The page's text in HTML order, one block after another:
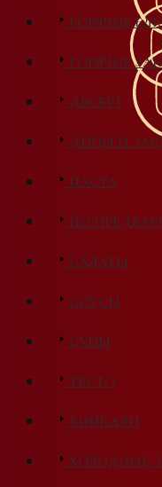
ГОРЯЧИЕ
ГОРЯЧИЕ
ДЕСЕРТ
ДИПЫ И
ПАСТА
ПО
САЛАТЫ
СОУСЫ
СУПЫ
ТЕСТО
ХИНКАЛИ
ХОЛОДНЫЕ